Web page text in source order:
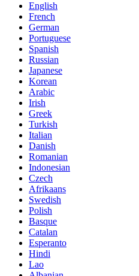
English
French
German
Portuguese
Spanish
Russian
Japanese
Korean
Arabic
Irish
Greek
Turkish
Italian
Danish
Romanian
Indonesian
Czech
Afrikaans
Swedish
Polish
Basque
Catalan
Esperanto
Hindi
Lao